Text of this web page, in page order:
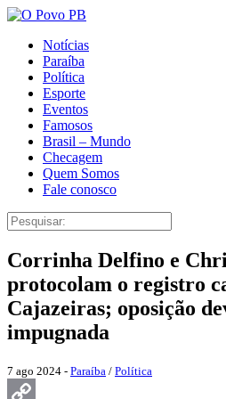
Notícias
Paraíba
Política
Esporte
Eventos
Famosos
Brasil – Mundo
Checagem
Quem Somos
Fale conosco
Corrinha Delfino e
protocolam o registro
Cajazeiras; oposição
impugnada
7 ago 2024 - Paraíba / Política